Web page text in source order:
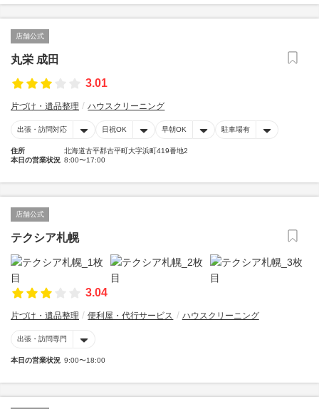
店舗公式
丸栄 成田
3.01
片づけ・遺品整理 ハウスクリーニング
出張・訪問対応 日祝OK 早朝OK 駐車場有
住所
北海道古平郡古平町大字浜町419番地2
本日の営業状況 8:00〜17:00
店舗公式
テクシア札幌
3.04
片づけ・遺品整理 便利屋・代行サービス ハウスクリーニング
出張・訪問専門
本日の営業状況 9:00〜18:00